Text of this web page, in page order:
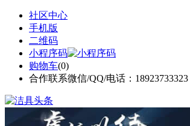
社区中心
手机版
二维码
小程序码
购物车(0)
合作联系微信/QQ/电话：18923733323